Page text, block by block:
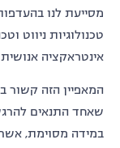
מסייעת לנו
טכנולוגיות ניווט
אינטראקציה
המאפיין הזה קשור
שאחד התנאים
במידה מסוימת,